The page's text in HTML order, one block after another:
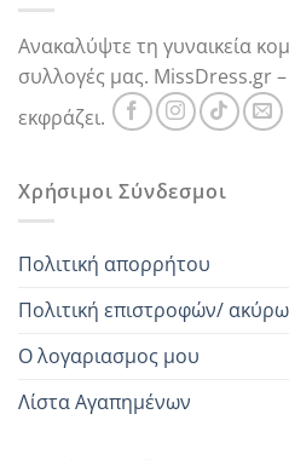
Ανακαλύψτε τη γυναικεία
συλλογές μας. MissDress.gr
εκφράζει.
Χρήσιμοι Σύνδεσμοι
Πολιτική απορρήτου
Πολιτική επιστροφών/
Ο λογαριασμος μου
Λίστα Αγαπημένων